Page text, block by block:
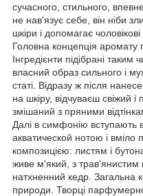
сучасного, стильного,
не нав'язує себе, він ніби
шкіри і допомагає
Головна концепція аромату
Інгредієнти підібрані
власний образ сильного і
статі. Відразу ж після
на шкіру, відчуваєш свіжий і
змішаний з пряними
Далі в симфонію вступають
акватической нотою і вміло
композицією: листям і
живе м'який, з трав'янистим
натхненний кедр. Загальна
природи. Творці